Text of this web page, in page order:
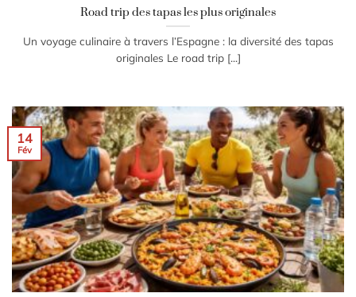
Road trip des tapas les plus originales
Un voyage culinaire à travers l’Espagne : la diversité des tapas
originales Le road trip [...]
14
Fév